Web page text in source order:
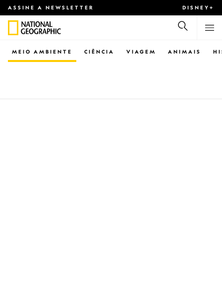
ASSINE A NEWSLETTER DISNEY+
CIÊNCIA VIAGEM ANIMAIS
MEIO AMBIENTE